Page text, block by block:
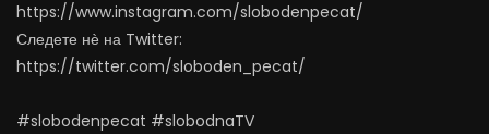
https://www.instagram.com/slobodenpecat/
Следете нѐ на Twitter:
https://twitter.com/sloboden_pecat/
#slobodenpecat #slobodnaTV